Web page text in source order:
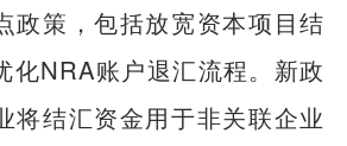
政策，包括放宽资本项目结
化NRA账户退汇流程。新政
将结汇资金用于非关联企业